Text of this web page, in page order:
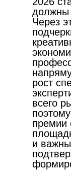
должны
Через
рост
всего
премии
и